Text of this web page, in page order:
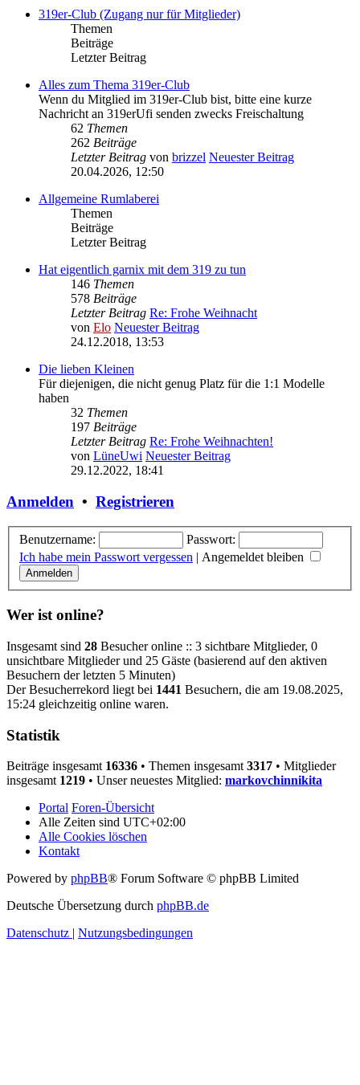
319er-Club (Zugang nur für Mitglieder)
Themen
Beiträge
Letzter Beitrag
Alles zum Thema 319er-Club
Wenn du Mitglied im 319er-Club bist, bitte eine kurze
Nachricht an 319erUfi senden zwecks Freischaltung
62 Themen
262 Beiträge
Letzter Beitrag von brizzel Neuester Beitrag
20.04.2026, 12:50
Allgemeine Rumlaberei
Themen
Beiträge
Letzter Beitrag
Hat eigentlich garnix mit dem 319 zu tun
146 Themen
578 Beiträge
Letzter Beitrag Re: Frohe Weihnacht
von Elo Neuester Beitrag
24.12.2018, 13:53
Die lieben Kleinen
Für diejenigen, die nicht genug Platz für die 1:1 Modelle
haben
32 Themen
197 Beiträge
Letzter Beitrag Re: Frohe Weihnachten!
von LüneUwi Neuester Beitrag
29.12.2022, 18:41
Anmelden • Registrieren
Benutzername:
Passwort:
Ich habe mein Passwort vergessen | Angemeldet bleiben
Wer ist online?
Insgesamt sind 28 Besucher online :: 3 sichtbare Mitglieder, 0
unsichtbare Mitglieder und 25 Gäste (basierend auf den aktiven
Besuchern der letzten 5 Minuten)
Der Besucherrekord liegt bei 1441 Besuchern, die am 19.08.2025,
15:24 gleichzeitig online waren.
Statistik
Beiträge insgesamt 16336 • Themen insgesamt 3317 • Mitglieder
insgesamt 1219 • Unser neuestes Mitglied: markovchinnikita
Portal Foren-Übersicht
Alle Zeiten sind UTC+02:00
Alle Cookies löschen
Kontakt
Powered by phpBB® Forum Software © phpBB Limited
Deutsche Übersetzung durch phpBB.de
Datenschutz | Nutzungsbedingungen